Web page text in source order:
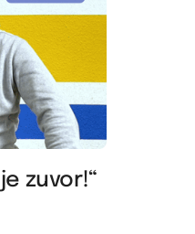
zuvor!“